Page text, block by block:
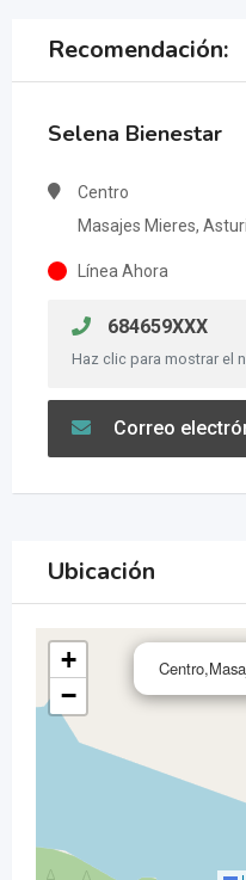
Recomendación:
Selena Bienestar
Centro
Masajes Mieres,
Línea Ahora
684659XXX
Haz clic para mostrar el
Correo
Ubicación
+
−